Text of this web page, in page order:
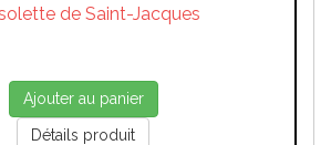
de Saint-Jacques
Ajouter au panier
Détails produit